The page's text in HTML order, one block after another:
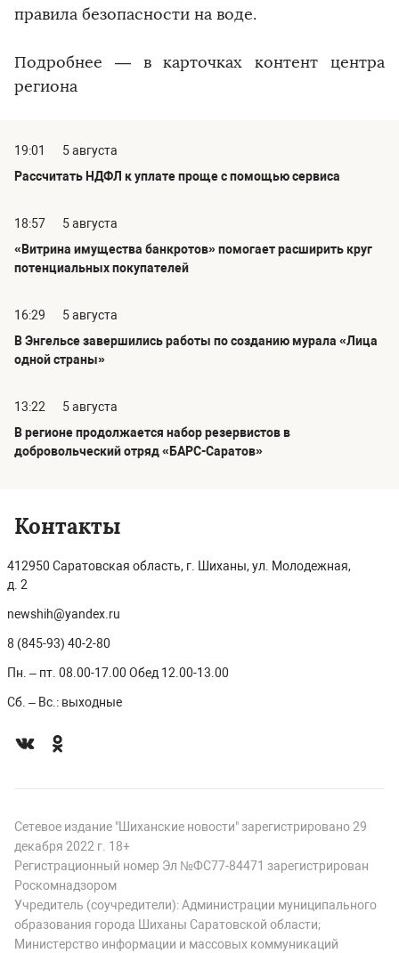
правила безопасности на воде.
Подробнее — в карточках контент центра
региона
19:01
5 августа
Рассчитать НДФЛ к уплате проще с помощью сервиса
18:57
5 августа
«Витрина имущества банкротов» помогает расширить круг
потенциальных покупателей
16:29
5 августа
В Энгельсе завершились работы по созданию мурала «Лица
одной страны»
13:22
5 августа
В регионе продолжается набор резервистов в
добровольческий отряд «БАРС-Саратов»
Контакты
412950 Саратовская область, г. Шиханы, ул. Молодежная,
д. 2
newshih@yandex.ru
8 (845-93) 40-2-80
Пн. – пт. 08.00-17.00 Обед 12.00-13.00
Сб. – Вс.: выходные
Сетевое издание "Шиханские новости" зарегистрировано 29
декабря 2022 г. 18+
Регистрационный номер Эл №ФС77-84471 зарегистрирован
Роскомнадзором
Учредитель (соучредители): Администрации муниципального
образования города Шиханы Саратовской области;
Министерство информации и массовых коммуникаций